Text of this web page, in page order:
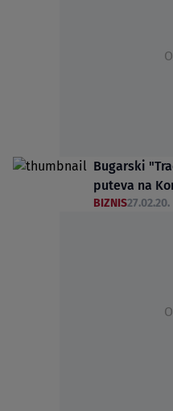
Bugarski
puteva na
BIZNIS27.02.20.